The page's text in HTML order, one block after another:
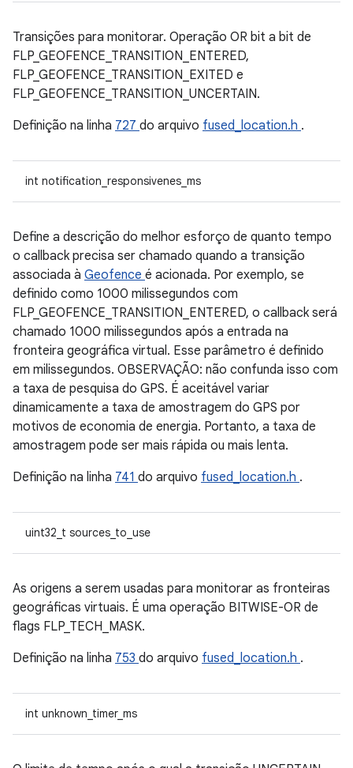
Transições para monitorar. Operação OR bit a bit de
FLP_GEOFENCE_TRANSITION_ENTERED,
FLP_GEOFENCE_TRANSITION_EXITED e
FLP_GEOFENCE_TRANSITION_UNCERTAIN.
Definição na linha 727 do arquivo fused_location.h .
int notification_responsivenes_ms
Define a descrição do melhor esforço de quanto tempo
o callback precisa ser chamado quando a transição
associada à Geofence é acionada. Por exemplo, se
definido como 1000 milissegundos com
FLP_GEOFENCE_TRANSITION_ENTERED, o callback será
chamado 1000 milissegundos após a entrada na
fronteira geográfica virtual. Esse parâmetro é definido
em milissegundos. OBSERVAÇÃO: não confunda isso com
a taxa de pesquisa do GPS. É aceitável variar
dinamicamente a taxa de amostragem do GPS por
motivos de economia de energia. Portanto, a taxa de
amostragem pode ser mais rápida ou mais lenta.
Definição na linha 741 do arquivo fused_location.h .
uint32_t sources_to_use
As origens a serem usadas para monitorar as fronteiras
geográficas virtuais. É uma operação BITWISE-OR de
flags FLP_TECH_MASK.
Definição na linha 753 do arquivo fused_location.h .
int unknown_timer_ms